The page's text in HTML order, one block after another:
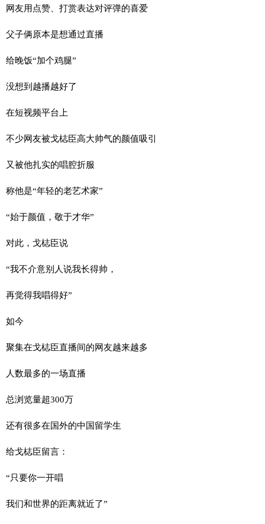
网友用点赞、打赏表达对评弹的喜爱
父子俩原本是想通过直播
给晚饭“加个鸡腿”
没想到越播越好了
在短视频平台上
不少网友被戈梽臣高大帅气的颜值吸引
又被他扎实的唱腔折服
称他是“年轻的老艺术家”
“始于颜值，敬于才华”
对此，戈梽臣说
“我不介意别人说我长得帅，
再觉得我唱得好”
如今
聚集在戈梽臣直播间的网友越来越多
人数最多的一场直播
总浏览量超300万
还有很多在国外的中国留学生
给戈梽臣留言：
“只要你一开唱
我们和世界的距离就近了”